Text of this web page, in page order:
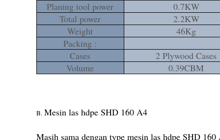
Planing tool power
0.7KW
Total power
2.2KW
Weight
46Kg
Packing :
Cases
2 Plywood Cases
Volume
0.39CBM
B. Mesin las hdpe SHD 160 A4
Masih sama dengan type mesin las hdpe SHD